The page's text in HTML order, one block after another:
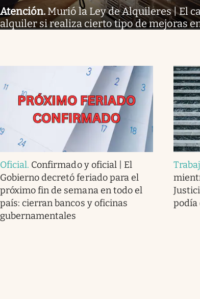
Atención. Murió la Ley de Alquileres | El
alquiler si realiza cierto tipo de mejoras
Oficial. Confirmado y oficial | El
Gobierno decretó feriado para el
próximo fin de semana en todo el
país: cierran bancos y oficinas
gubernamentales
podía